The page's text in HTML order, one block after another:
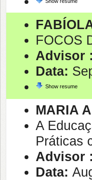
FOCOS
Advisor :
Data:
Show resume
MARIA
A
Práticas
Advisor :
Data: